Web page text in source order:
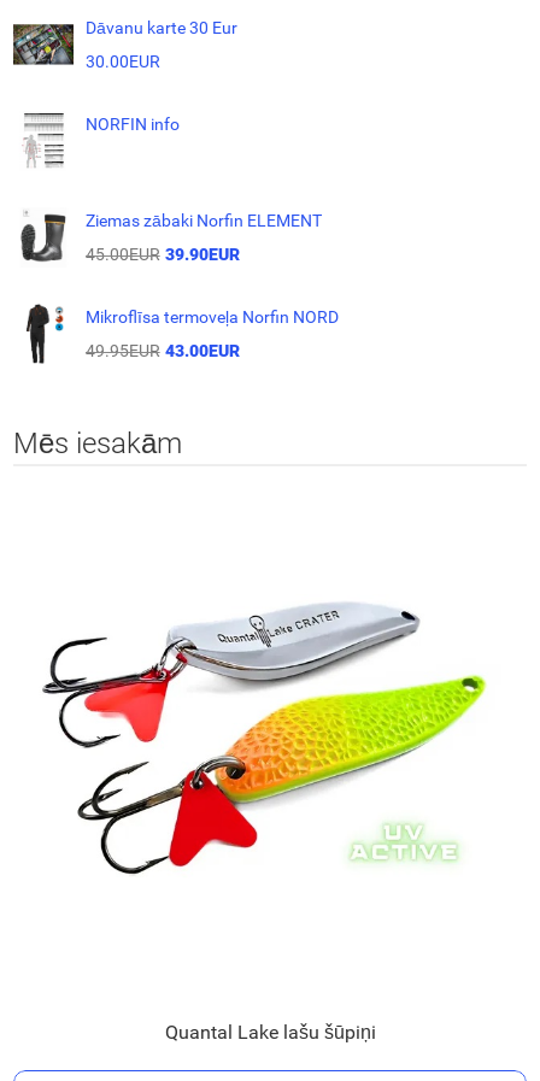
Dāvanu karte 30 Eur
30.00EUR
NORFIN info
Ziemas zābaki Norfin ELEMENT
45.00EUR 39.90EUR
Mikroflīsa termoveļa Norfin NORD
49.95EUR 43.00EUR
Mēs iesakām
Quantal Lake lašu šūpiņi